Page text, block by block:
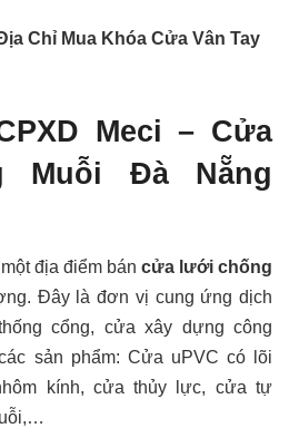
Chỉ Mua Khóa Cửa Vân Tay
Meci – Cửa
Muỗi Đà Nẵng
một địa điểm bán cửa lưới chống
Đây là đơn vị cung ứng dịch
cổng, cửa xây dựng công
sản phẩm: Cửa uPVC có lõi
kính, cửa thủy lực, cửa tự